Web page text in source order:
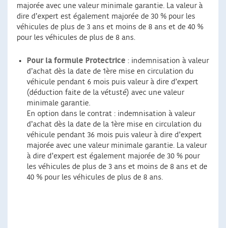
majorée avec une valeur minimale garantie. La valeur à
dire d’expert est également majorée de 30 % pour les
véhicules de plus de 3 ans et moins de 8 ans et de 40 %
pour les véhicules de plus de 8 ans.
Pour la formule Protectrice : indemnisation à valeur
d’achat dès la date de 1ère mise en circulation du
véhicule pendant 6 mois puis valeur à dire d’expert
(déduction faite de la vétusté) avec une valeur
minimale garantie.
En option dans le contrat : indemnisation à valeur
d’achat dès la date de la 1ère mise en circulation du
véhicule pendant 36 mois puis valeur à dire d’expert
majorée avec une valeur minimale garantie. La valeur
à dire d’expert est également majorée de 30 % pour
les véhicules de plus de 3 ans et moins de 8 ans et de
40 % pour les véhicules de plus de 8 ans.